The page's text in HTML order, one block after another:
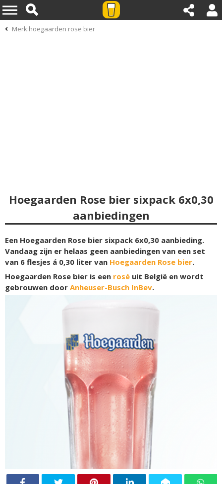
Merk:hoegaarden rose bier
Hoegaarden Rose bier sixpack 6x0,30
aanbiedingen
Een Hoegaarden Rose bier sixpack 6x0,30 aanbieding.
Vandaag zijn er helaas geen aanbiedingen van een set
van 6 flesjes á 0,30 liter van Hoegaarden Rose bier.
Hoegaarden Rose bier is een rosé uit België en wordt
gebrouwen door Anheuser-Busch InBev.